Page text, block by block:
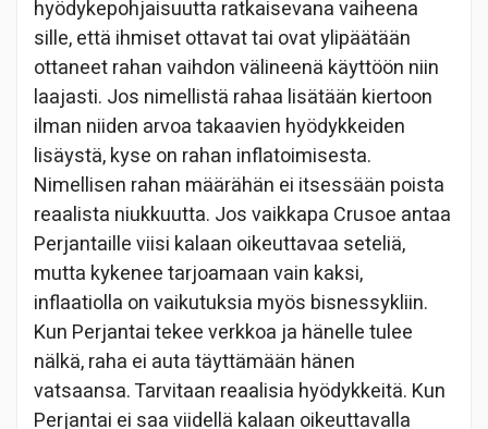
hyödykepohjaisuutta ratkaisevana vaiheena
sille, että ihmiset ottavat tai ovat ylipäätään
ottaneet rahan vaihdon välineenä käyttöön niin
laajasti. Jos nimellistä rahaa lisätään kiertoon
ilman niiden arvoa takaavien hyödykkeiden
lisäystä, kyse on rahan inflatoimisesta.
Nimellisen rahan määrähän ei itsessään poista
reaalista niukkuutta. Jos vaikkapa Crusoe antaa
Perjantaille viisi kalaan oikeuttavaa seteliä,
mutta kykenee tarjoamaan vain kaksi,
inflaatiolla on vaikutuksia myös bisnessykliin.
Kun Perjantai tekee verkkoa ja hänelle tulee
nälkä, raha ei auta täyttämään hänen
vatsaansa. Tarvitaan reaalisia hyödykkeitä. Kun
Perjantai ei saa viidellä kalaan oikeuttavalla